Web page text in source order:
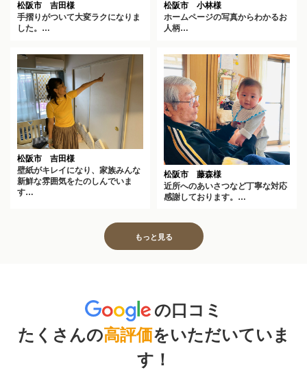
松阪市 吉田様
手摺りがついて大変ラクになりま
した。…
松阪市 小林様
ホームページの写真からわかるお
人柄…
松阪市 吉田様
壁紙がキレイになり、家族みんな
新鮮な雰囲気をたのしんでいま
す…
松阪市 藤森様
近所へのあいさつなど丁寧な対応
感謝しております。…
もっと見る
の口コミ
たくさんの高評価をいただいていま
す！